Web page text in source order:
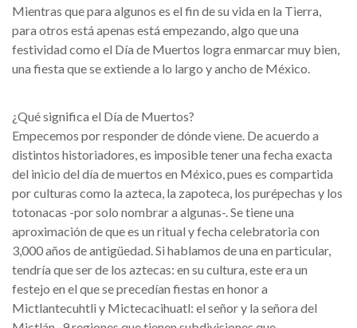
Mientras que para algunos es el fin de su vida en la Tierra,
para otros está apenas está empezando, algo que una
festividad como el Día de Muertos logra enmarcar muy bien,
una fiesta que se extiende a lo largo y ancho de México.
¿Qué significa el Día de Muertos?
Empecemos por responder de dónde viene. De acuerdo a
distintos historiadores, es imposible tener una fecha exacta
del inicio del día de muertos en México, pues es compartida
por culturas como la azteca, la zapoteca, los purépechas y los
totonacas -por solo nombrar a algunas-. Se tiene una
aproximación de que es un ritual y fecha celebratoria con
3,000 años de antigüedad. Si hablamos de una en particular,
tendría que ser de los aztecas: en su cultura, este era un
festejo en el que se precedían fiestas en honor a
Mictlantecuhtli y Mictecacihuatl: el señor y la señora del